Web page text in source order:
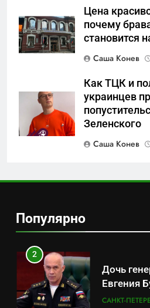
Цена
почему
становится
Саша Конев
Как ТЦК и
украинцев
Зеленского
Саша Конев
Популярно
7
провалов
региона
Зачистка
передел
САНКТ-
данные
САНКТ-
2
Дочь
Евгения
САНКТ-